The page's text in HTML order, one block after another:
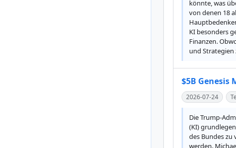
könnte, was
von denen 18
KI besonders
Finanzen.
und
$5B Genesis
2026-07-24
Die Trump-
(KI)
des Bundes
werden.